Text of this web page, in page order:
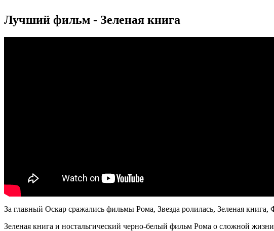
Лучший фильм - Зеленая книга
За главный Оскар сражались фильмы Рома, Звезда ролилась, Зеленая
Зеленая книга и ностальгический черно-белый фильм Рома о сложной